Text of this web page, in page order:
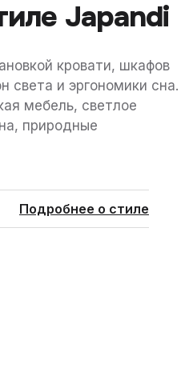
Japandi
кровати, шкафов
света и эргономики сна.
мебель, светлое
природные
Подробнее о стиле